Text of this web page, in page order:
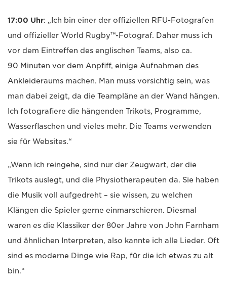
17:00 Uhr: „Ich bin einer der offiziellen RFU-Fotografen
und offizieller World Rugby™-Fotograf. Daher muss ich
vor dem Eintreffen des englischen Teams, also ca.
90 Minuten vor dem Anpfiff, einige Aufnahmen des
Ankleideraums machen. Man muss vorsichtig sein, was
man dabei zeigt, da die Teampläne an der Wand hängen.
Ich fotografiere die hängenden Trikots, Programme,
Wasserflaschen und vieles mehr. Die Teams verwenden
sie für Websites.“
„Wenn ich reingehe, sind nur der Zeugwart, der die
Trikots auslegt, und die Physiotherapeuten da. Sie haben
die Musik voll aufgedreht – sie wissen, zu welchen
Klängen die Spieler gerne einmarschieren. Diesmal
waren es die Klassiker der 80er Jahre von John Farnham
und ähnlichen Interpreten, also kannte ich alle Lieder. Oft
sind es moderne Dinge wie Rap, für die ich etwas zu alt
bin.“